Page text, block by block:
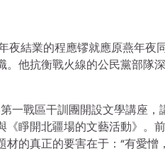
夜結業的程應镠就應原燕年
。他抗衡戰火線的公民黨部隊
一戰區干訓團開設文學講座
《睜開北疆場的文藝活動》。
的真正的要害在于：“有愛